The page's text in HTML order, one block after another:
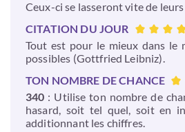
Ceux-ci se lasseront vite de
CITATION DU JOUR
Tout est pour le mieux dans le
possibles (Gottfried Leibniz).
TON NOMBRE DE CHANCE
340 : Utilise ton nombre de
hasard, soit tel quel, soit en
additionnant les chiffres.